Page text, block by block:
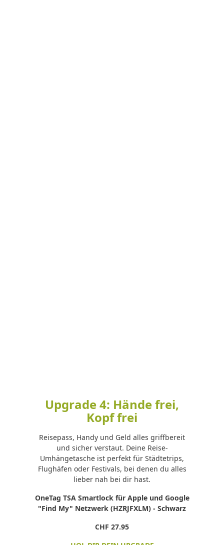
Upgrade 4: Hände frei,
Kopf frei
Reisepass, Handy und Geld alles griffbereit
und sicher verstaut. Deine Reise-
Umhängetasche ist perfekt für Städtetrips,
Flughäfen oder Festivals, bei denen du alles
lieber nah bei dir hast.
OneTag TSA Smartlock für Apple und Google
"Find My" Netzwerk (HZRJFXLM) - Schwarz
CHF 27.95